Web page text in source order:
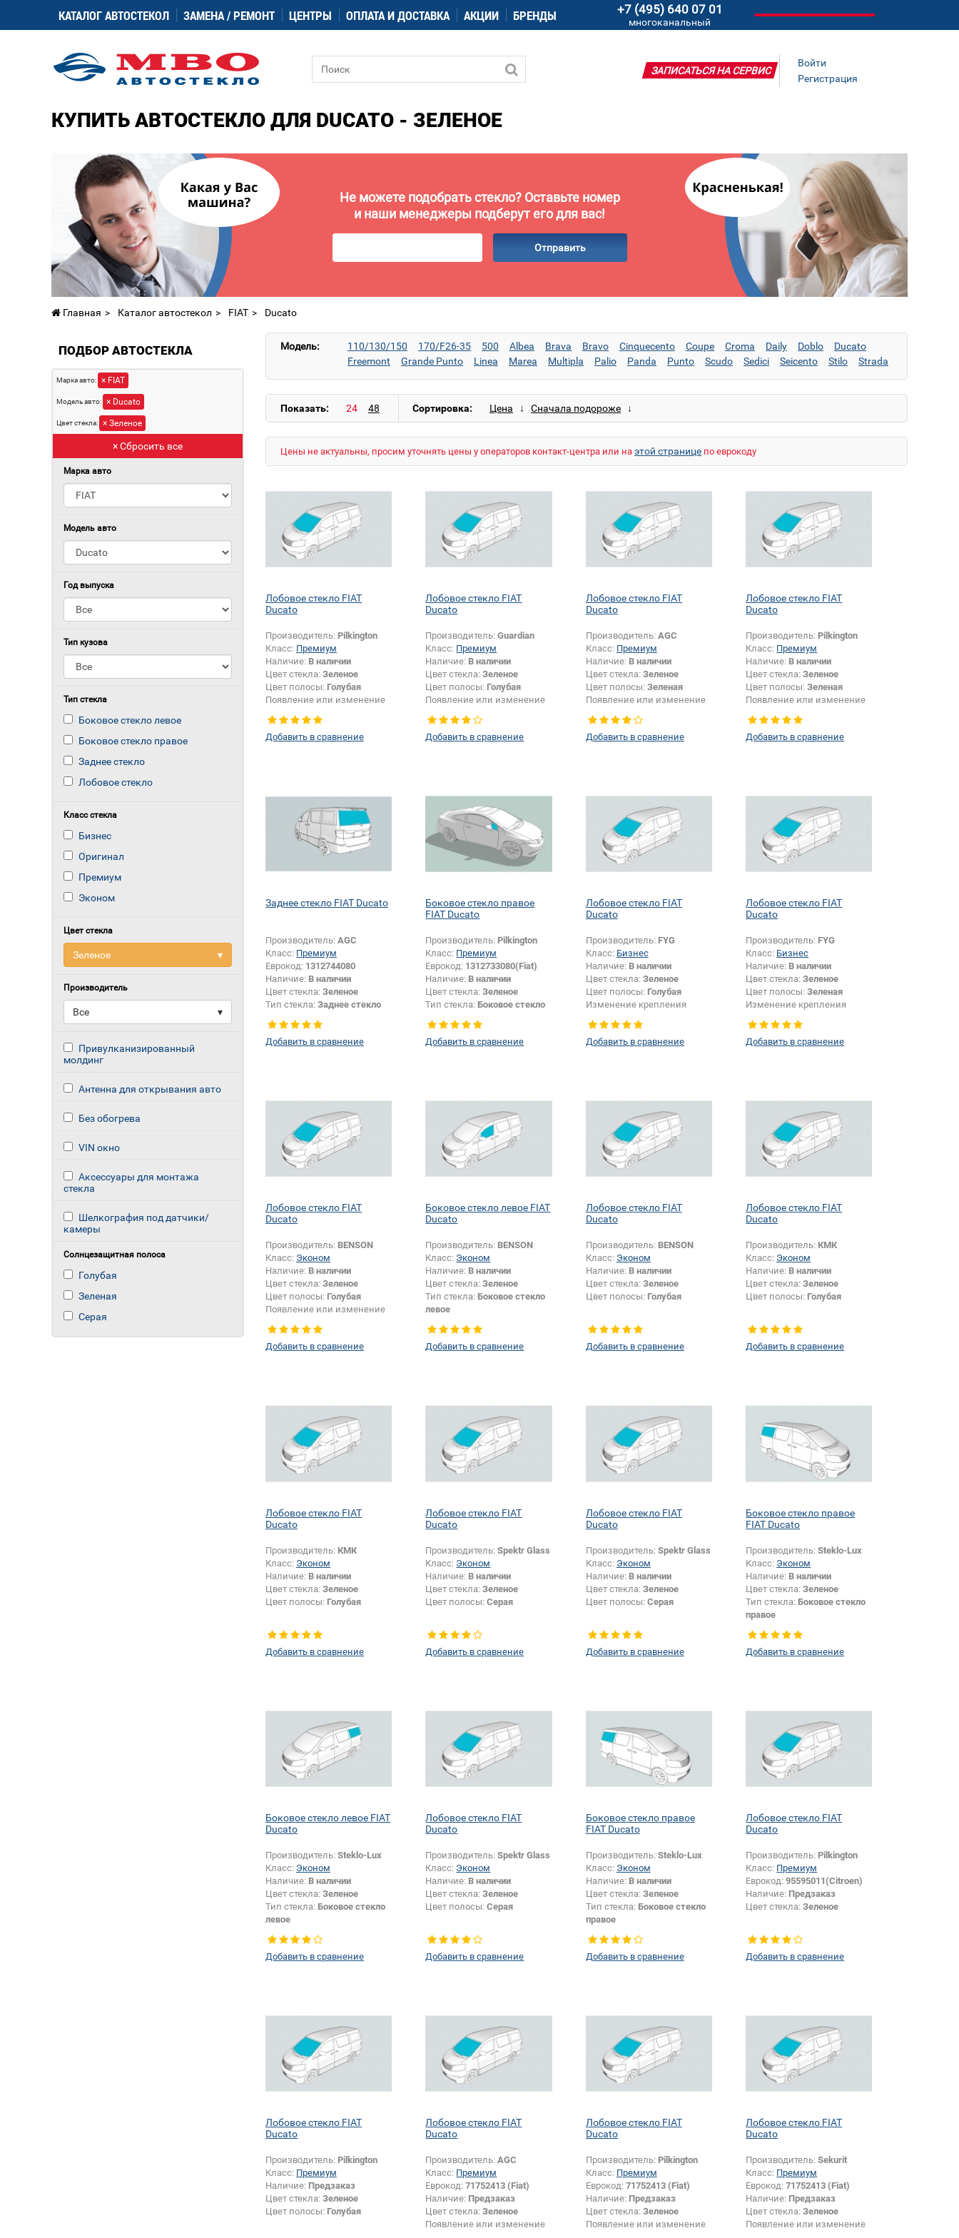
КАТАЛОГ АВТОСТЕКОЛ ЗАМЕНА / РЕМОНТ ЦЕНТРЫ ОПЛАТА И ДОСТАВКА АКЦИИ БРЕНДЫ +7 (495) 640 07 01
многоканальный
Войти
Регистрация
ЗАПИСАТЬСЯ НА СЕРВИС
КУПИТЬ АВТОСТЕКЛО ДЛЯ DUCATO - ЗЕЛЕНОЕ
Не можете подобрать стекло? Оставьте номер
и наши менеджеры подберут его для вас!
Отправить
Главная Каталог автостекол FIAT Ducato
ПОДБОР АВТОСТЕКЛА
Марка авто: × FIAT
Модель авто: × Ducato
Цвет стекла: × Зеленое
× Сбросить все
Марка авто
Модель авто
Год выпуска
Тип кузова
Тип стекла
Боковое стекло левое
Боковое стекло правое
Заднее стекло
Лобовое стекло
Класс стекла
Бизнес
Оригинал
Премиум
Эконом
Цвет стекла
▾
Зеленое
Производитель
▾
Все
Привулканизированный
молдинг
Антенна для открывания авто
Без обогрева
VIN окно
Аксессуары для монтажа
стекла
Шелкография под датчики/
камеры
Солнцезащитная полоса
Голубая
Зеленая
Серая
Модель: 110/130/150 170/F26-35 500 Albea Brava Bravo Cinquecento Coupe Croma Daily Doblo
Ducato
Freemont
Grande Punto Linea Marea Multipla Palio Panda Punto Scudo Sedici Seicento Stilo
Strada
Показать: Сортировка:
Цены не актуальны, просим уточнять цены у операторов контакт-центра или на этой странице по еврокоду
Лобовое стекло FIAT
Ducato
Производитель: Pilkington
Класс: Премиум
Наличие: В наличии
Цвет стекла: Зеленое
Цвет полосы: Голубая
Появление или изменение
шелкографии:
Добавить в сравнение
Лобовое стекло FIAT
Ducato
Производитель:Guardian
Класс: Премиум
Наличие: В наличии
Цвет стекла:Зеленое
Цвет полосы: Голубая
Появление или изменение
шелкографии:
Добавить в сравнение
Лобовое стекло FIAT
Ducato
Производитель: AGC
Класс: Премиум
Наличие: В наличии
Цвет стекла: Зеленое
Цвет полосы: Зеленая
Появление или изменение
шелкографии:
Добавить в сравнение
Лобовое стекло FIAT
Ducato
Производитель: Pilkington
Класс: Премиум
Наличие: В наличии
Цвет стекла:Зеленое
Цвет полосы:Зеленая
Появление или изменение
шелкографии:
Добавить в сравнение
Заднее стекло FIAT Ducato
Производитель: AGC
Класс: Премиум
Еврокод: 1312744080
Наличие: В наличии
Цвет стекла: Зеленое
Тип стекла: Заднее стекло
Добавить в сравнение
Боковое стекло правое
FIAT Ducato
Производитель: Pilkington
Класс: Премиум
Еврокод: 1312733080(Fiat)
Наличие: В наличии
Цвет стекла:Зеленое
Тип стекла: Боковое стекло
правое
Добавить в сравнение
Лобовое стекло FIAT
Ducato
Производитель: FYG
Класс: Бизнес
Наличие: В наличии
Цвет стекла: Зеленое
Цвет полосы: Голубая
Изменение крепления
зеркала + шелкографии:
Добавить в сравнение
Лобовое стекло FIAT
Ducato
Производитель: FYG
Класс: Бизнес
Наличие: В наличии
Цвет стекла:Зеленое
Цвет полосы:Зеленая
Изменение крепления
зеркала + шелкографии:
Добавить в сравнение
Лобовое стекло FIAT
Ducato
Производитель: BENSON
Класс: Эконом
Наличие: В наличии
Цвет стекла: Зеленое
Цвет полосы: Голубая
Появление или изменение
шелкографии:
Добавить в сравнение
Боковое стекло левое FIAT
Ducato
Производитель: BENSON
Класс: Эконом
Наличие: В наличии
Цвет стекла:Зеленое
Тип стекла: Боковое стекло
левое
Добавить в сравнение
Лобовое стекло FIAT
Ducato
Производитель: BENSON
Класс: Эконом
Наличие: В наличии
Цвет стекла: Зеленое
Цвет полосы: Голубая
Добавить в сравнение
Лобовое стекло FIAT
Ducato
Производитель: КМК
Класс: Эконом
Наличие: В наличии
Цвет стекла:Зеленое
Цвет полосы: Голубая
Добавить в сравнение
Лобовое стекло FIAT
Ducato
Производитель: КМК
Класс: Эконом
Наличие: В наличии
Цвет стекла: Зеленое
Цвет полосы: Голубая
Добавить в сравнение
Лобовое стекло FIAT
Ducato
Производитель:Spektr Glass
Класс: Эконом
Наличие: В наличии
Цвет стекла:Зеленое
Цвет полосы:Серая
Добавить в сравнение
Лобовое стекло FIAT
Ducato
Производитель: Spektr Glass
Класс: Эконом
Наличие: В наличии
Цвет стекла: Зеленое
Цвет полосы: Серая
Добавить в сравнение
Боковое стекло правое
FIAT Ducato
Производитель:Steklo-Lux
Класс: Эконом
Наличие: В наличии
Цвет стекла:Зеленое
Тип стекла: Боковое стекло
правое
Добавить в сравнение
Боковое стекло левое FIAT
Ducato
Производитель: Steklo-Lux
Класс: Эконом
Наличие: В наличии
Цвет стекла: Зеленое
Тип стекла: Боковое стекло
левое
Добавить в сравнение
Лобовое стекло FIAT
Ducato
Производитель:Spektr Glass
Класс: Эконом
Наличие: В наличии
Цвет стекла:Зеленое
Цвет полосы:Серая
Добавить в сравнение
Боковое стекло правое
FIAT Ducato
Производитель: Steklo-Lux
Класс: Эконом
Наличие: В наличии
Цвет стекла: Зеленое
Тип стекла: Боковое стекло
правое
Добавить в сравнение
Лобовое стекло FIAT
Ducato
Производитель: Pilkington
Класс: Премиум
Еврокод:95595011(Citroen)
Наличие: Предзаказ
Цвет стекла:Зеленое
Добавить в сравнение
Лобовое стекло FIAT
Ducato
Производитель: Pilkington
Класс: Премиум
Наличие: Предзаказ
Цвет стекла: Зеленое
Цвет полосы: Голубая
Лобовое стекло FIAT
Ducato
Производитель:AGC
Класс: Премиум
Еврокод:71752413 (Fiat)
Наличие: Предзаказ
Цвет стекла:Зеленое
Появление или изменение
Лобовое стекло FIAT
Ducato
Производитель: Pilkington
Класс: Премиум
Еврокод: 71752413 (Fiat)
Наличие: Предзаказ
Цвет стекла: Зеленое
Появление или изменение
Лобовое стекло FIAT
Ducato
Производитель:Sekurit
Класс: Премиум
Еврокод:71752413 (Fiat)
Наличие: Предзаказ
Цвет стекла:Зеленое
Появление или изменение